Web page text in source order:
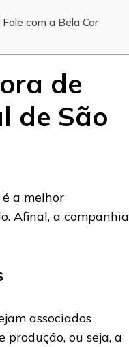
com a Bela Cor
de
de São
é a melhor
Afinal, a companhia
associados
ou seja, a